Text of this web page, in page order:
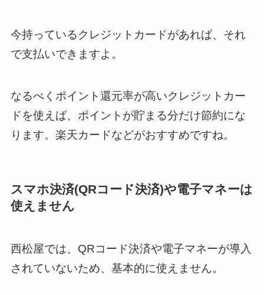
今持っているクレジットカードがあれば、それ
で支払いできますよ。
なるべくポイント還元率が高いクレジットカー
ドを使えば、ポイントが貯まる分だけ節約にな
ります。楽天カードなどがおすすめですね。
スマホ決済(QRコード決済)や電子マネーは
使えません
西松屋では、QRコード決済や電子マネーが導入
されていないため、基本的に使えません。